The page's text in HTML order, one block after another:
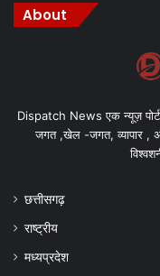
About
Dispatch News एक न्यूज़
जगत ,खेल -जगत, व्यापार ,
छत्तीसगढ़
राष्ट्रीय
मध्यप्रदेश